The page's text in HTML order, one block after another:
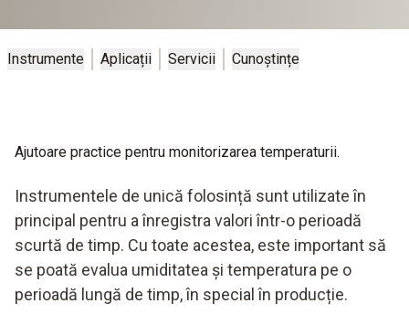
Instrumente Aplicații Servicii Cunoștințe
Ajutoare practice pentru monitorizarea temperaturii.
Instrumentele de unică folosință sunt utilizate în
principal pentru a înregistra valori într-o perioadă
scurtă de timp. Cu toate acestea, este important să
se poată evalua umiditatea și temperatura pe o
perioadă lungă de timp, în special în producție.